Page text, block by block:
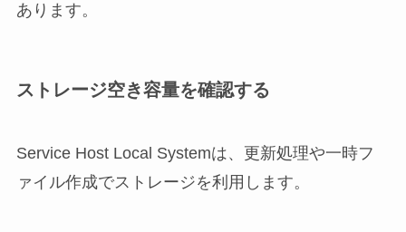
あります。
ストレージ空き容量を確認する
Service Host Local Systemは、更新処理や一時フ
ァイル作成でストレージを利用します。